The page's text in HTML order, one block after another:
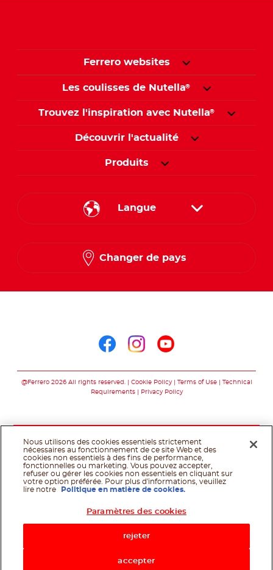
Ferrero websites
Les coulisses de Nutella®
Trouvez l'inspiration avec Nutella®
Découvrir l'actualité
Produits
Langue
English
Changer de pays
@Ferrero 2026 All rights reserved. Cookie Policy Terms of Use
Technical
Requirements
Privacy Policy
Nous utilisons des cookies essentiels strictement
nécessaires au fonctionnement de ce site Web et des
cookies non essentiels à des fins de performance,
fonctionnelles ou marketing. Vous pouvez accepter,
refuser ou gérer les cookies non essentiels en cliquant sur
votre option préférée. Pour plus d'informations, veuillez
lire notre
Politique en matière de cookies.
Paramètres des cookies
rejeter
accepter